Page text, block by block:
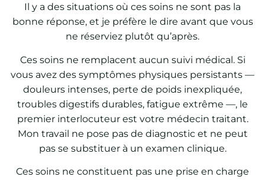
Il y a des situations où ces soins ne sont pas la
bonne réponse, et je préfère le dire avant que vous
ne réserviez plutôt qu’après.
Ces soins ne remplacent aucun suivi médical. Si
vous avez des symptômes physiques persistants —
douleurs intenses, perte de poids inexpliquée,
troubles digestifs durables, fatigue extrême —, le
premier interlocuteur est votre médecin traitant.
Mon travail ne pose pas de diagnostic et ne peut
pas se substituer à un examen clinique.
Ces soins ne constituent pas une prise en charge